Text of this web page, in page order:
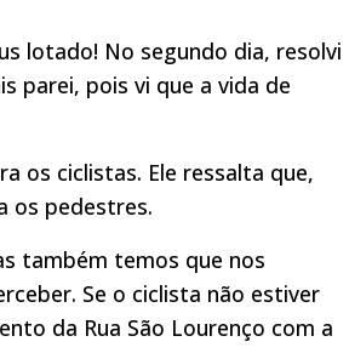
lotado! No segundo dia, resolvi
parei, pois vi que a vida de
os ciclistas. Ele ressalta que,
os pedestres.
também temos que nos
Se o ciclista não estiver
da Rua São Lourenço com a